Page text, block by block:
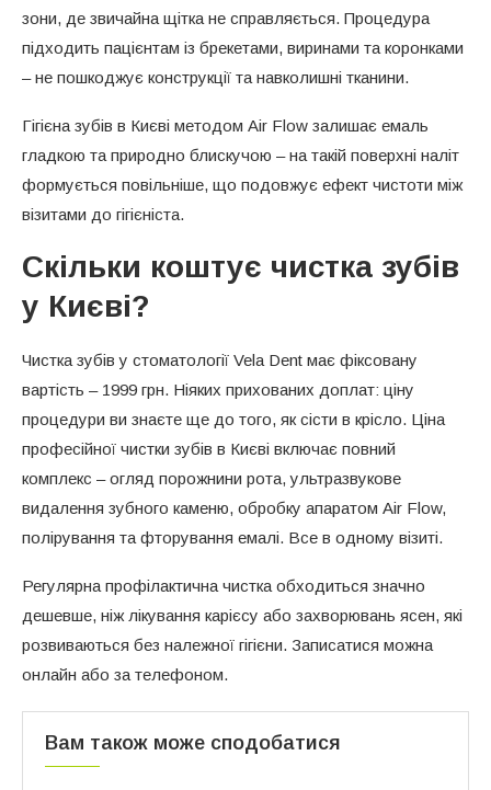
зони, де звичайна щітка не справляється. Процедура
підходить пацієнтам із брекетами, виринами та коронками
– не пошкоджує конструкції та навколишні тканини.
Гігієна зубів в Києві методом Air Flow залишає емаль
гладкою та природно блискучою – на такій поверхні наліт
формується повільніше, що подовжує ефект чистоти між
візитами до гігієніста.
Скільки коштує чистка зубів
у Києві?
Чистка зубів у стоматології Vela Dent має фіксовану
вартість – 1999 грн. Ніяких прихованих доплат: ціну
процедури ви знаєте ще до того, як сісти в крісло. Ціна
професійної чистки зубів в Києві включає повний
комплекс – огляд порожнини рота, ультразвукове
видалення зубного каменю, обробку апаратом Air Flow,
полірування та фторування емалі. Все в одному візиті.
Регулярна профілактична чистка обходиться значно
дешевше, ніж лікування карієсу або захворювань ясен, які
розвиваються без належної гігієни. Записатися можна
онлайн або за телефоном.
Вам також може сподобатися